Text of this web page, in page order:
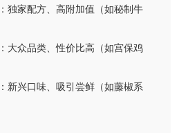
独家配方、高附加值（如秘制牛
大众品类、性价比高（如宫保鸡
新兴口味、吸引尝鲜（如藤椒系